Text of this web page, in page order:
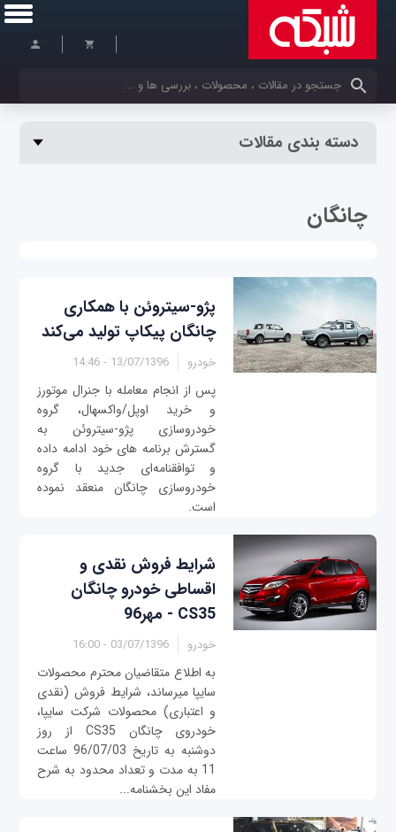
کلمات کلیدی خود را وارد کنید
دسته بندی مقالات
چانگان
پژو-سیتروئن با همکاری
چانگان پیکاپ تولید می‌کند
خودرو 13/07/1396 - 14:46
پس از انجام معامله با جنرال موتورز
و خرید اوپل/واکسهال، گروه
خودروسازی پژو-سیتروئن به
گسترش برنامه های خود ادامه داده
و توافقنامه‌ای جدید با گروه
خودروسازی چانگان منعقد نموده
است.
شرایط فروش نقدی و
اقساطی خودرو چانگان
CS35 - مهر96
خودرو 03/07/1396 - 16:00
به اطلاع متقاضیان محترم محصولات
سایپا میرساند، شرایط فروش (نقدی
و اعتباری) محصولات شرکت سایپا،
خودروی چانگان CS35 از روز
دوشنبه به تاریخ 96/07/03 ساعت
11 به مدت و تعداد محدود به شرح
مفاد این بخشنامه...